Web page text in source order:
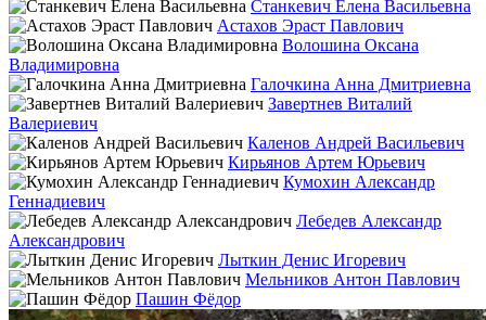
Станкевич Елена Васильевна
Астахов Эраст Павлович
Волошина Оксана
Владимировна
Галочкина Анна Дмитриевна
Завертнев Виталий
Валериевич
Каленов Андрей Васильевич
Кирьянов Артем Юрьевич
Кумохин Александр
Геннадиевич
Лебедев Александр
Александрович
Лыткин Денис Игоревич
Мельников Антон Павлович
Пашин Фёдор